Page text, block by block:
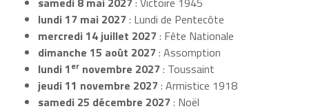
lundi 17 mai 2027: Lundi de Pentecôte
mercredi 14 juillet 2027: Fête Nationale
dimanche 15 août 2027: Assomption
lundi 1er novembre 2027: Toussaint
jeudi 11 novembre 2027: Armistice 1918
samedi 25 décembre 2027: Noël